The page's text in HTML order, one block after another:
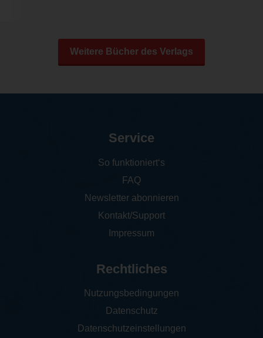
Weitere Bücher des Verlags
Service
So funktioniert‘s
FAQ
Newsletter abonnieren
Kontakt/Support
Impressum
Rechtliches
Nutzungsbedingungen
Datenschutz
Datenschutzeinstellungen